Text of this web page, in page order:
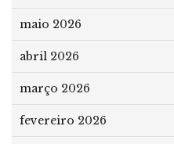
maio 2026
abril 2026
março 2026
fevereiro 2026